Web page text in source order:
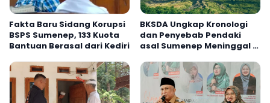
Fakta Baru Sidang Korupsi
BSPS Sumenep, 133 Kuota
Bantuan Berasal dari Kediri
BKSDA Ungkap Kronologi
dan Penyebab Pendaki
asal Sumenep Meninggal di